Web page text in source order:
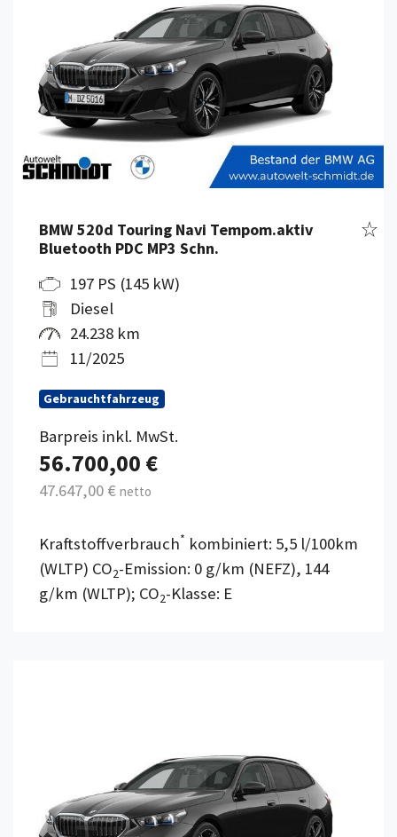
BMW 520d Touring Navi Tempom.aktiv
Bluetooth PDC MP3 Schn.
197 PS (145 kW)
Diesel
24.238 km
11/2025
Gebrauchtfahrzeug
Barpreis inkl. MwSt.
56.700,00 €
47.647,00 € netto
Kraftstoffverbrauch* kombiniert: 5,5 l/100km
(WLTP) CO2-Emission: 0 g/km (NEFZ), 144
g/km (WLTP); CO2-Klasse: E